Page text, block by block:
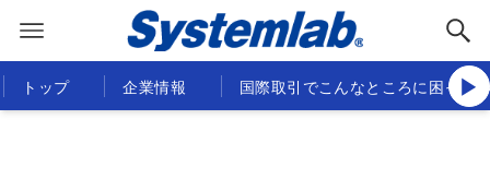
トップ 企業情報 国際取引でこんなところに困って
▶